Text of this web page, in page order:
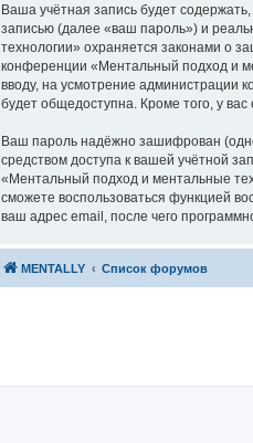
Ваша учётная запись будет
записью (далее «ваш пароль») и
технологии» охраняется законами о
конференции «Ментальный подход и
вводу, на усмотрение администрации
будет общедоступна. Кроме того, у
Ваш пароль надёжно зашифрован
средством доступа к вашей учётной
«Ментальный подход и ментальные
сможете воспользоваться функцией
ваш адрес email, после чего
MENTALLY Список форумов